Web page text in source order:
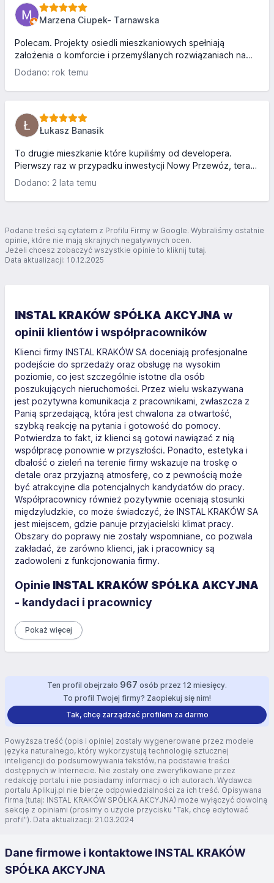
jakościowo wszystko dobrze zrobione poza stosunkowo
kiepską akustyką mieszkań. Wszelakie zgłoszenia
gwarancyjne realizowane były bez problemu, bez zbędnej
zwłoki. Zastrzeżenia można mieć jeszcze...
Marzena Ciupek- Tarnawska
Polecam. Projekty osiedli mieszkaniowych spełniają
założenia o komforcie i przemyślanych rozwiązaniach na
każdą kieszeń. Układy mieszkań są plastyczne, można je
Dokumentacja i merytoryka oraz organizacja współpracy z
tak zorganizowane, że po prostu widać wieloletnie
doświadczenie oraz rzetelność firmy Instal. Dziękuję Wam
za piękne mieszkanie. Pozytywne standardy budownictwa
mieszkaniowego dla...
Dodano: rok temu
Łukasz Banasik
To drugie mieszkanie które kupiliśmy od developera.
Pierwszy raz w przypadku inwestycji Nowy Przewóz, teraz
na inwestycji Mierzeja Wiślana - jesteśmy zadowoleni.
transakcje były przez nią obsługiwane. Bardzo otwarta
na pytania i jest zawsze do dyspozycji. Jestem bardzo
zadowolony i jestem pewien, że jeżeli w przyszłości
zdecyduje się szukać nowego mieszkania Pani Ewa będzie
pierwszą osobą do kt...
Dodano: 2 lata temu
Podane treści są cytatem z Profilu Firmy w Google. Wybraliśmy ostatnie
opinie, które nie mają skrajnych negatywnych ocen.
Jeżeli chcesz zobaczyć wszystkie opinie to kliknij tutaj.
Data aktualizacji: 10.12.2025
INSTAL KRAKÓW SPÓŁKA AKCYJNA w
opinii klientów i współpracowników
Klienci firmy INSTAL KRAKÓW SA doceniają profesjonalne
podejście do sprzedaży oraz obsługę na wysokim
poziomie, co jest szczególnie istotne dla osób
poszukujących nieruchomości. Przez wielu wskazywana
jest pozytywna komunikacja z pracownikami, zwłaszcza z
Panią sprzedającą, która jest chwalona za otwartość,
szybką reakcję na pytania i gotowość do pomocy.
Potwierdza to fakt, iż klienci są gotowi nawiązać z nią
współpracę ponownie w przyszłości. Ponadto, estetyka i
dbałość o zieleń na terenie firmy wskazuje na troskę o
detale oraz przyjazną atmosferę, co z pewnością może
być atrakcyjne dla potencjalnych kandydatów do pracy.
Współpracownicy również pozytywnie oceniają stosunki
międzyludzkie, co może świadczyć, że INSTAL KRAKÓW SA
jest miejscem, gdzie panuje przyjacielski klimat pracy.
Obszary do poprawy nie zostały wspomniane, co pozwala
zakładać, że zarówno klienci, jak i pracownicy są
zadowoleni z funkcjonowania firmy.
Opinie INSTAL KRAKÓW SPÓŁKA AKCYJNA
- kandydaci i pracownicy
Pokaż więcej
Ten profil obejrzało 967 osób przez 12 miesięcy.
To profil Twojej firmy? Zaopiekuj się nim!
Tak, chcę zarządzać profilem za darmo
Powyższa treść (opis i opinie) zostały wygenerowane przez modele
języka naturalnego, który wykorzystują technologię sztucznej
inteligencji do podsumowywania tekstów, na podstawie treści
dostępnych w Internecie. Nie zostały one zweryfikowane przez
redakcję portalu i nie posiadamy informacji o ich autorach. Wydawca
portalu Aplikuj.pl nie bierze odpowiedzialności za ich treść. Opisywana
firma (tutaj: INSTAL KRAKÓW SPÓŁKA AKCYJNA) może wyłączyć dowolną
sekcję z opiniami (prosimy o użycie przycisku "Tak, chcę edytować
profil"). Data aktualizacji: 21.03.2024
Dane firmowe i kontaktowe INSTAL KRAKÓW
SPÓŁKA AKCYJNA